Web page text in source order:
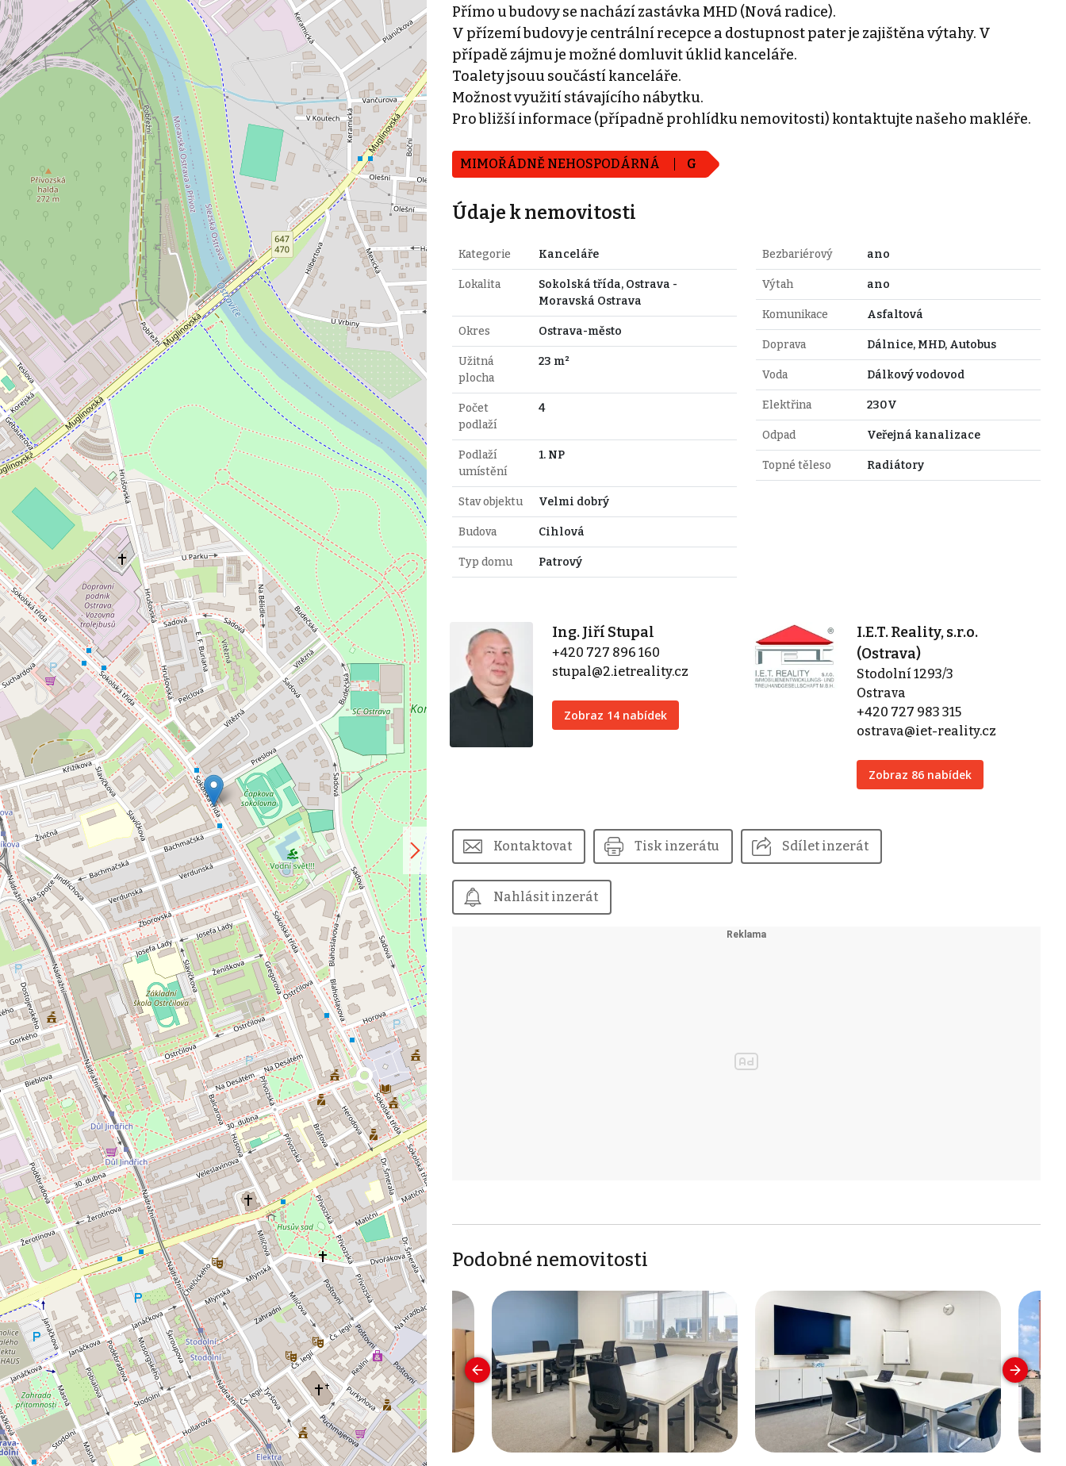
Přímo u budovy se nachází zastávka MHD (Nová radice).
V přízemí budovy je centrální recepce a dostupnost pater je zajištěna výtahy. V
případě zájmu je možné domluvit úklid kanceláře.
Toalety jsouu součástí kanceláře.
Možnost využití stávajícího nábytku.
Pro bližší informace (případně prohlídku nemovitosti) kontaktujte našeho makléře.
MIMOŘÁDNĚ NEHOSPODÁRNÁ G
Údaje k nemovitosti
Kategorie Kanceláře
Lokalita
Sokolská třída, Ostrava -
Moravská Ostrava
Okres Ostrava-město
Užitná
plocha
23 m²
Počet
podlaží
4
Podlaží
umístění
1. NP
Stav objektu Velmi dobrý
Budova Cihlová
Typ domu Patrový
Bezbariérový ano
Výtah ano
Komunikace Asfaltová
Doprava Dálnice, MHD, Autobus
Voda Dálkový vodovod
Elektřina 230V
Odpad Veřejná kanalizace
Topné těleso Radiátory
Ing. Jiří Stupal
+420 727 896 160
stupal@2.ietreality.cz
Zobraz 14 nabídek
I.E.T. Reality, s.r.o.
(Ostrava)
Stodolní 1293/3
Ostrava
+420 727 983 315
ostrava@iet-reality.cz
Zobraz 86 nabídek
Kontaktovat Tisk inzerátu Sdílet inzerát
Nahlásit inzerát
Podobné nemovitosti